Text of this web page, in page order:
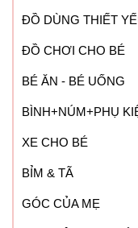
trước khi mang thai,
thoáng mát.
ĐỒ DÙNG THIẾT
ĐỒ CHƠI CHO BÉ
BÉ ĂN - BÉ UỐNG
BÌNH+NÚM+PHỤ
XE CHO BÉ
BỈM & TÃ
GÓC CỦA MẸ